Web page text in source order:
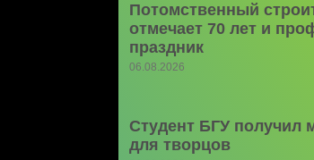
Потомственный
отмечает 70 лет и
праздник
06.08.2026
Студент БГУ получил
для творцов